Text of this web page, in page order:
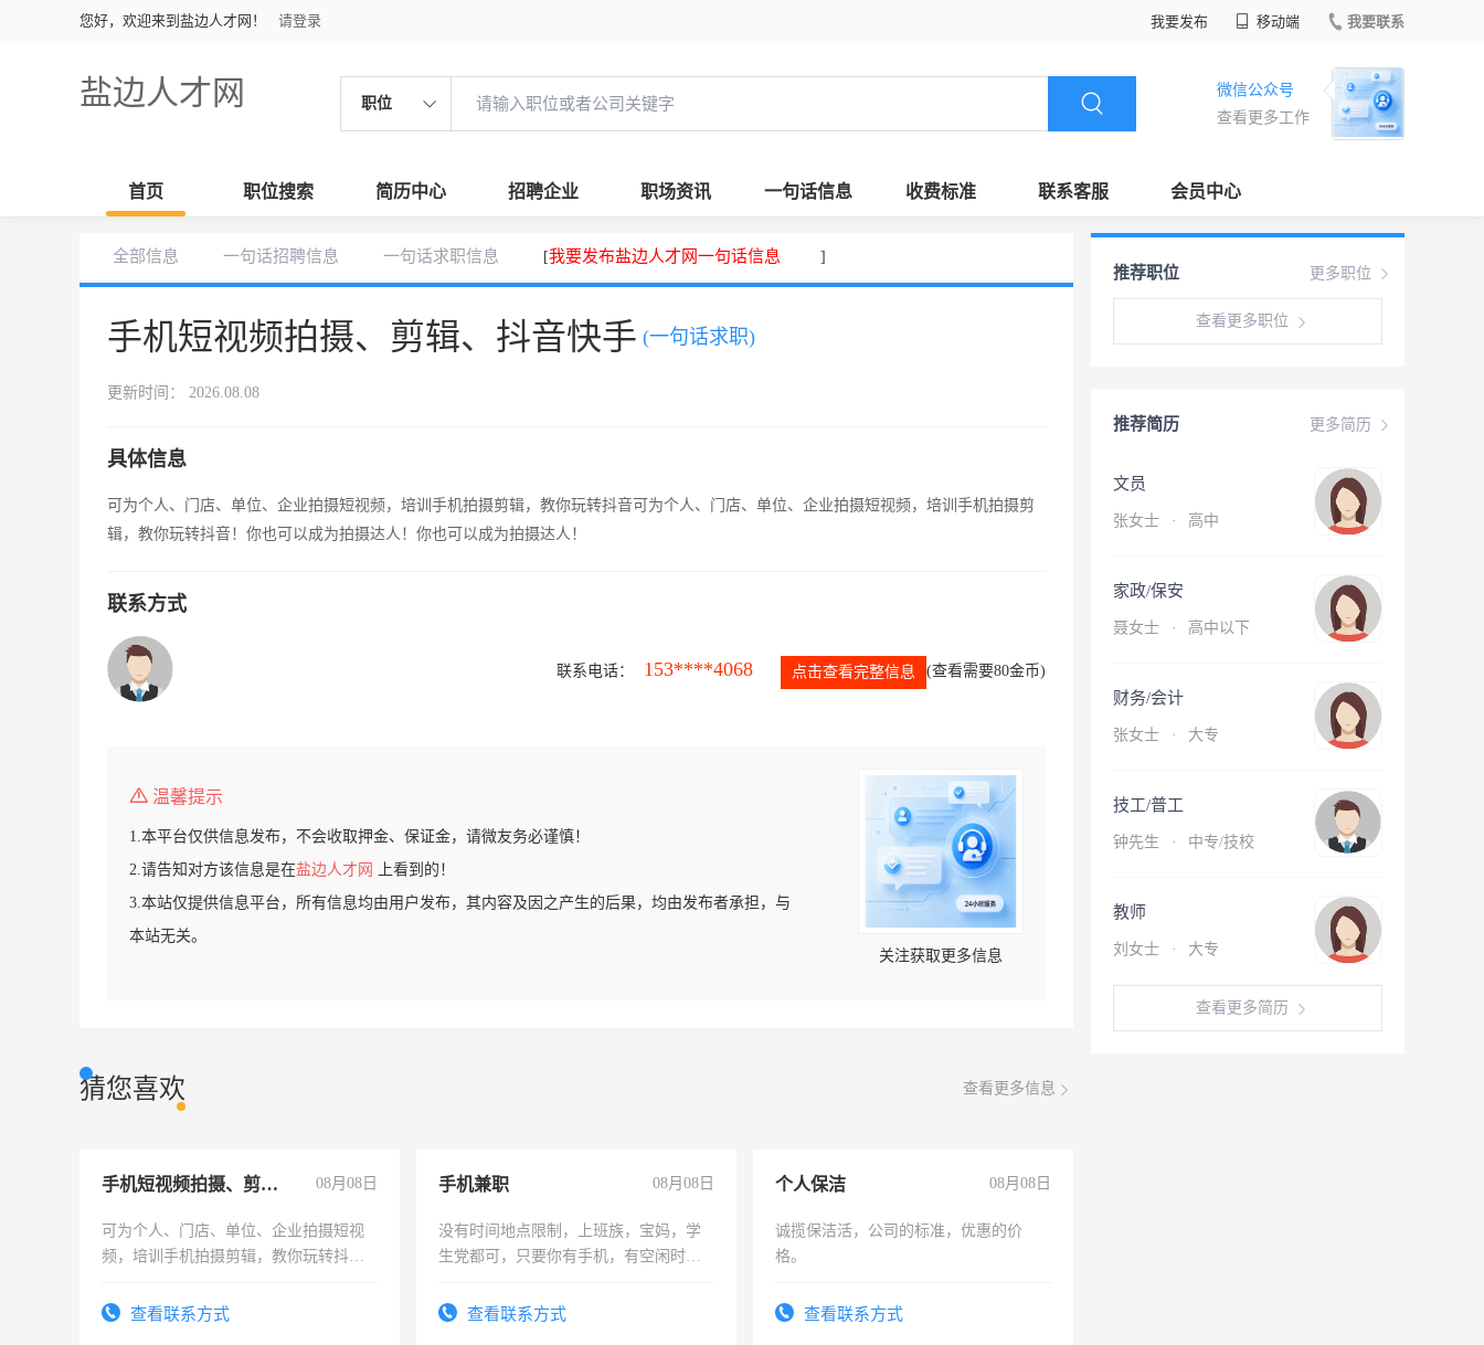
您好，欢迎来到盐边人才网！ 请登录 我要发布 移动端 我要联系
盐边人才网 职位
微信公众号
查看更多工作
首页 职位搜索 简历中心 招聘企业 职场资讯 一句话信息 收费标准 联系客服 会员中心
全部信息 一句话招聘信息 一句话求职信息 [我要发布盐边人才网一句话信息 ]
手机短视频拍摄、剪辑、抖音快手 (一句话求职)
更新时间： 2026.08.08
具体信息
可为个人、门店、单位、企业拍摄短视频，培训手机拍摄剪辑，教你玩转抖音可为个人、门店、单位、企业拍摄短视频，培训手机拍摄剪
辑，教你玩转抖音！你也可以成为拍摄达人！你也可以成为拍摄达人！
联系方式
联系电话： 153****4068 点击查看完整信息 (查看需要80金币)
温馨提示
1.本平台仅供信息发布，不会收取押金、保证金，请微友务必谨慎！
2.请告知对方该信息是在盐边人才网
上看到的！
3.本站仅提供信息平台，所有信息均由用户发布，其内容及因之产生的后果，均由发布者承担，与
本站无关。
关注获取更多信息
猜您喜欢 查看更多信息
手机短视频拍摄、剪辑、抖音快手 08月08日
可为个人、门店、单位、企业拍摄短视
频，培训手机拍摄剪辑，教你玩转抖音
频，培训手机拍摄剪辑，教你玩转抖
查看联系方式
手机兼职 08月08日
没有时间地点限制，上班族，宝妈，学
生党都可，只要你有手机，有空闲时
勤快的四五十，每天挣零花钱没问题！
查看联系方式
个人保洁 08月08日
诚揽保洁活，公司的标准，优惠的价
格。
查看联系方式
更多职位
推荐职位
查看更多职位
更多简历
推荐简历
文员
张女士 · 高中
家政/保安
聂女士 · 高中以下
财务/会计
张女士 · 大专
技工/普工
钟先生 · 中专/技校
教师
刘女士 · 大专
查看更多简历